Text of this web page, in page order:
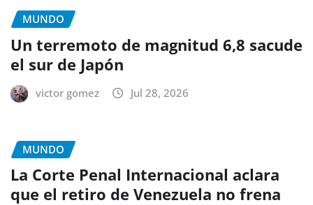
MUNDO
Un terremoto de magnitud 6,8 sacude
el sur de Japón
victor gomez Jul 28, 2026
MUNDO
La Corte Penal Internacional aclara
que el retiro de Venezuela no frena